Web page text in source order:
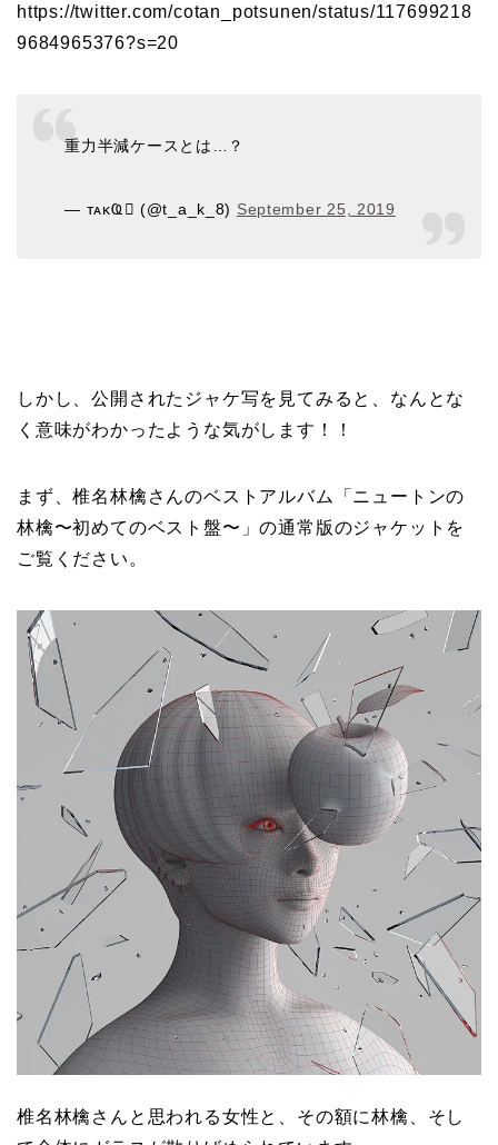
https://twitter.com/cotan_potsunen/status/117699218
9684965376?s=20
重力半減ケースとは…？
— ᴛᴀᴋҨ (@t_a_k_8) September 25, 2019
しかし、公開されたジャケ写を見てみると、なんとな
く意味がわかったような気がします！！
まず、椎名林檎さんのベストアルバム「ニュートンの
林檎〜初めてのベスト盤〜」の通常版のジャケットを
ご覧ください。
椎名林檎さんと思われる女性と、その額に林檎、そし